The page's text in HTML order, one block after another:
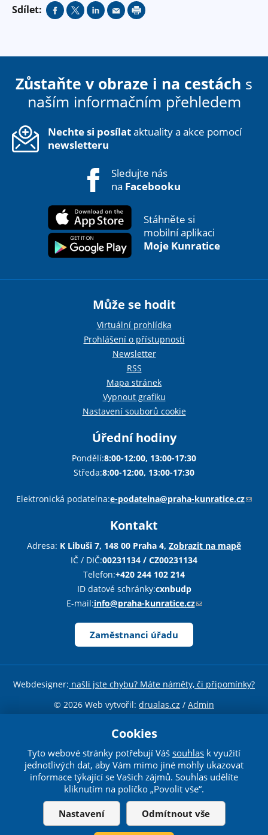
předc
Sdílet:
Zůstaňte v obraze i na cestách s
naším informačním přehledem
Nechte si posílataktuality a akce pomocí
newsletteru
Sledujte nás
na Facebooku
Stáhněte si
mobilní aplikaci
Moje Kunratice
Může se hodit
Virtuální prohlídka
Prohlášení o přístupnosti
Newsletter
RSS
Mapa stránek
Vypnout grafiku
Nastavení souborů cookie
Úřední hodiny
Pondělí:8:00-12:00, 13:00-17:30
Středa:8:00-12:00, 13:00-17:30
Elektronická podatelna:e-podatelna@praha-kunratice.cz(
-
a
Kontakt
Adresa: K Libuši 7, 148 00 Praha 4, Zobrazit na mapě
IČ / DIČ:00231134 / CZ00231134
Telefon:+420 244 102 214
ID datové schránky:cxnbudp
E-mail:info@praha-kunratice.cz(
o
d
e
e
-
m
a
Zaměstnanci úřadu
Webdesigner: našli jste chybu? Máte náměty, či připomínky?
© 2026 Web vytvořil: drualas.cz / Admin
Toto dílo podléhá licenciCreative Commons
Uveďte původ-Neužívejte komerčně-Nezpracovávejte 4.0
Mezinárodní License.
Cookies
Tyto webové stránky potřebují Váš souhlas k využití
jednotlivých dat, aby Vám mimo jiné mohly ukazovat
informace týkající se Vašich zájmů. Souhlas udělíte
kliknutím na políčko „Povolit vše“.
Nastavení Odmítnout vše